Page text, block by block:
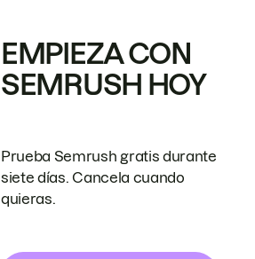
EMPIEZA CON
SEMRUSH HOY
Prueba Semrush gratis durante
siete días. Cancela cuando
quieras.